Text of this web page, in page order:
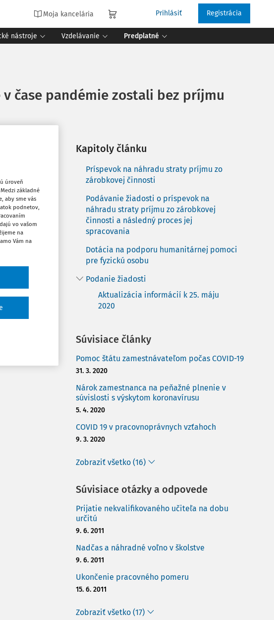
Moja kancelária Prihlásiť Registrácia
nástroje Vzdelávanie Predplatné
v čase pandémie zostali bez príjmu
Obľúbené
Zdieľať
Kapitoly článku
Príspevok na náhradu straty príjmu zo
zárobkovej činnosti
Podávanie žiadosti o príspevok na
náhradu straty príjmu zo zárobkovej
činnosti a následný proces jej
spracovania
Dotácia na podporu humanitárnej pomoci
pre fyzickú osobu
Podanie žiadosti
Aktualizácia informácií k 25. máju
2020
Súvisiace články
Pomoc štátu zamestnávateľom počas COVID-19
31. 3. 2020
Nárok zamestnanca na peňažné plnenie v
súvislosti s výskytom koronavírusu
5. 4. 2020
COVID 19 v pracovnoprávnych vzťahoch
9. 3. 2020
Zobraziť všetko (16)
Súvisiace otázky a odpovede
Prijatie nekvalifikovaného učiteľa na dobu
určitú
9. 6. 2011
Nadčas a náhradné voľno v školstve
9. 6. 2011
Ukončenie pracovného pomeru
15. 6. 2011
Zobraziť všetko (17)
úroveň
základné
aby sme vás
podnetov,
vo vašom
na
Vám na